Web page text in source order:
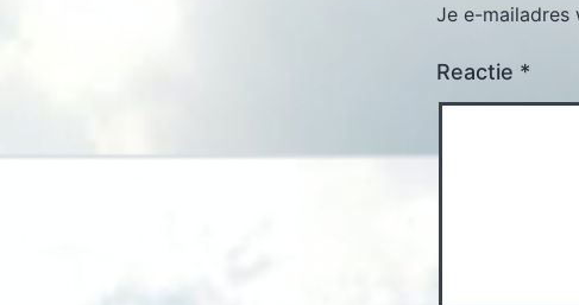
Je e-mailadres
Reactie *